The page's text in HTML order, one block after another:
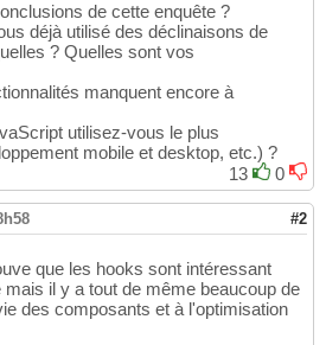
de cette enquête ?
déjà utilisé des déclinaisons de
? Quelles sont vos
manquent encore à
utilisez-vous le plus
mobile et desktop, etc.) ?
13
0
#2
que les hooks sont intéressant
il y a tout de même beaucoup de
des composants et à l'optimisation